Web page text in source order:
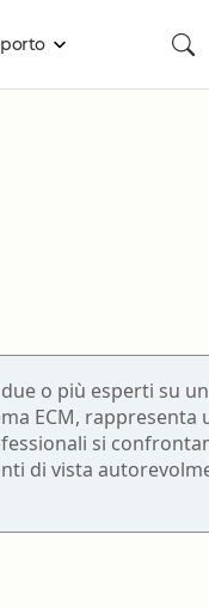
e perfusione
o più esperti su un
ECM, rappresenta
si
di vista